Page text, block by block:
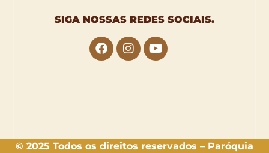
SIGA NOSSAS REDES SOCIAIS.
© 2025 Todos os direitos reservados – Paróquia